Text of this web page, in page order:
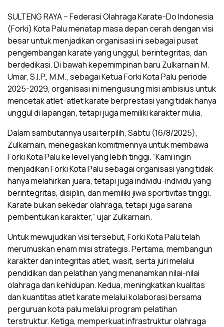
SULTENG RAYA – Federasi Olahraga Karate-Do Indonesia
(Forki) Kota Palu menatap masa depan cerah dengan visi
besar untuk menjadikan organisasi ini sebagai pusat
pengembangan karate yang unggul, berintegritas, dan
berdedikasi. Di bawah kepemimpinan baru Zulkarnain M.
Umar, S.I.P., M.M., sebagai Ketua Forki Kota Palu periode
2025-2029, organisasi ini mengusung misi ambisius untuk
mencetak atlet-atlet karate berprestasi yang tidak hanya
unggul di lapangan, tetapi juga memiliki karakter mulia.
Dalam sambutannya usai terpilih, Sabtu (16/8/2025),
Zulkarnain, menegaskan komitmennya untuk membawa
Forki Kota Palu ke level yang lebih tinggi. “Kami ingin
menjadikan Forki Kota Palu sebagai organisasi yang tidak
hanya melahirkan juara, tetapi juga individu-individu yang
berintegritas, disiplin, dan memiliki jiwa sportivitas tinggi.
Karate bukan sekedar olahraga, tetapi juga sarana
pembentukan karakter,” ujar Zulkarnain.
Untuk mewujudkan visi tersebut, Forki Kota Palu telah
merumuskan enam misi strategis. Pertama, membangun
karakter dan integritas atlet, wasit, serta juri melalui
pendidikan dan pelatihan yang menanamkan nilai-nilai
olahraga dan kehidupan. Kedua, meningkatkan kualitas
dan kuantitas atlet karate melalui kolaborasi bersama
perguruan kota palu melalui program pelatihan
terstruktur. Ketiga, memperkuat infrastruktur olahraga